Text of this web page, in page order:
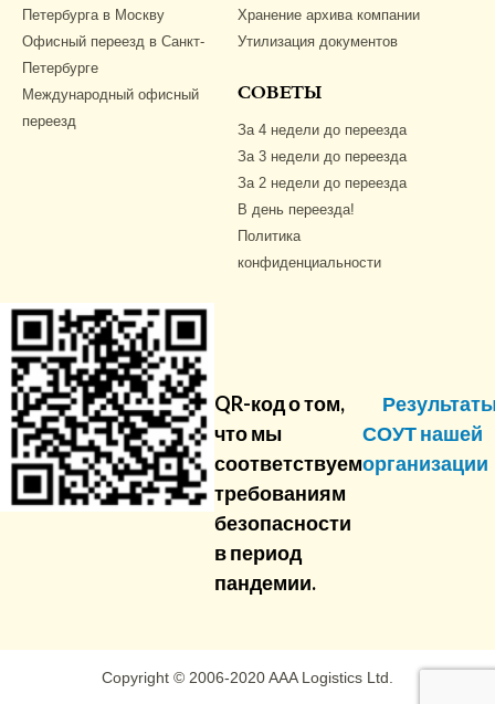
Петербурга в Москву
Офисный переезд в Санкт-
Петербурге
Международный офисный
переезд
Хранение архива компании
Утилизация документов
СОВЕТЫ
За 4 недели до переезда
За 3 недели до переезда
За 2 недели до переезда
В день переезда!
Политика
конфиденциальности
QR-код о том,
что мы
соответствуем
требованиям
безопасности
в период
пандемии.
СОУТ нашей
организации
Copyright © 2006-2020 AAA Logistics Ltd.